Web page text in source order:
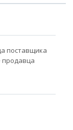
поставщика
продавца